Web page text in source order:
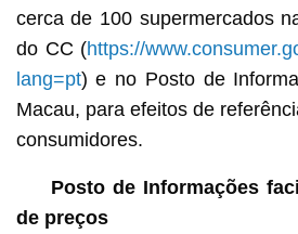
cerca de 100 supermercados
do CC (https://
lang=pt) e no Posto de
Macau, para efeitos de
consumidores.
Posto de Informações
de preços